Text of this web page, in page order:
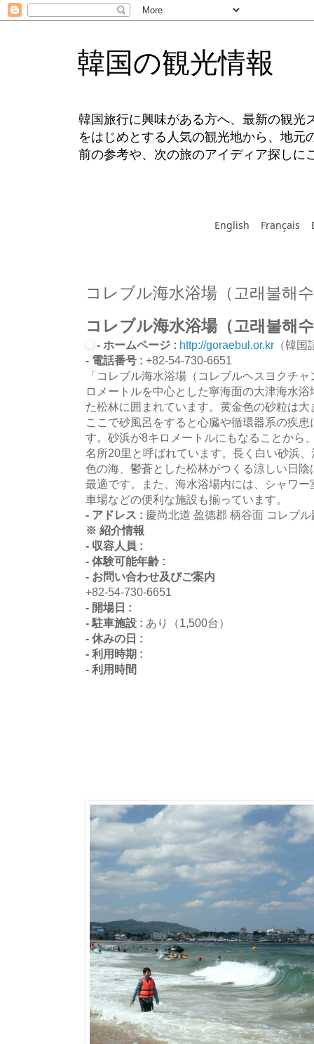
韓国の観光情報
韓国旅行に興味がある方へ、最新の観光
をはじめとする人気の観光地から、地
前の参考や、次の旅のアイディア探しに
English Français
コレブル海水浴場（고래불해
コレブル海水浴場（고래불해
- ホームページ : http://goraebul.or.kr （韓国
- 電話番号 : +82-54-730-6651
「コレブル海水浴場（コレブルヘスヨクチ
ロメートルを中心とした寧海面の大津海水
た松林に囲まれています。黄金色の砂粒は
ここで砂風呂をすると心臓や循環器系の疾
す。砂浜が8キロメートルにもなることから
名所20里と呼ばれています。長く白い砂浜
色の海、鬱蒼とした松林がつくる涼しい日
最適です。また、海水浴場内には、シャワ
車場などの便利な施設も揃っています。
- アドレス : 慶尚北道 盈德郡 柄谷面 コレブ
※ 紹介情報
- 収容人員 :
- 体験可能年齢 :
- お問い合わせ及びご案内
+82-54-730-6651
- 開場日 :
- 駐車施設 : あり（1,500台）
- 休みの日 :
- 利用時期 :
- 利用時間